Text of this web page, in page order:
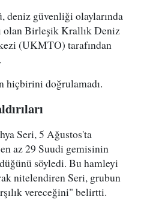
deniz güvenliği olaylarında
olan Birleşik Krallık Deniz
(UKMTO) tarafından
hiçbirini doğrulamadı.
Seri, 5 Ağustos'ta
az 29 Suudi gemisinin
söyledi. Bu hamleyi
nitelendiren Seri, grubun
vereceğini" belirtti.